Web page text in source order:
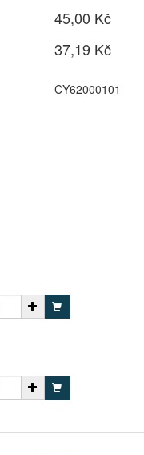
45,00 Kč
37,19 Kč
CY62000101